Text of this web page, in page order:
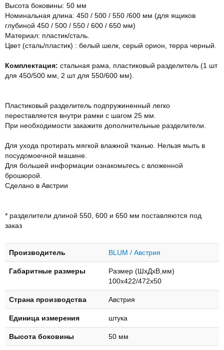
Высота боковины: 50 мм
Номинальная длина: 450 / 500 / 550 /600 мм (для ящиков
глубиной 450 / 500 / 550 / 600 / 650 мм)
Материал: пластик/сталь.
Цвет (сталь/пластик) : белый шелк, серый орион, терра черный.
Комплектация: стальная рама, пластиковый разделитель (1 шт
для 450/500 мм, 2 шт для 550/600 мм).
Пластиковый разделитель подпружиненный легко
переставляется внутри рамки с шагом 25 мм.
При необходимости закажите дополнительные разделители.
Для ухода протирать мягкой влажной тканью. Нельзя мыть в
посудомоечной машине.
Для большей информации ознакомьтесь с вложенной
брошюрой.
Сделано в Австрии
* разделители длиной 550, 600 и 650 мм поставляются под
заказ
Производитель BLUM / Австрия
Габаритные размеры
Размер (ШхДхВ,мм)
100х422/472х50
Страна производства Австрия
Единица измерения штука
Высота боковины 50 мм